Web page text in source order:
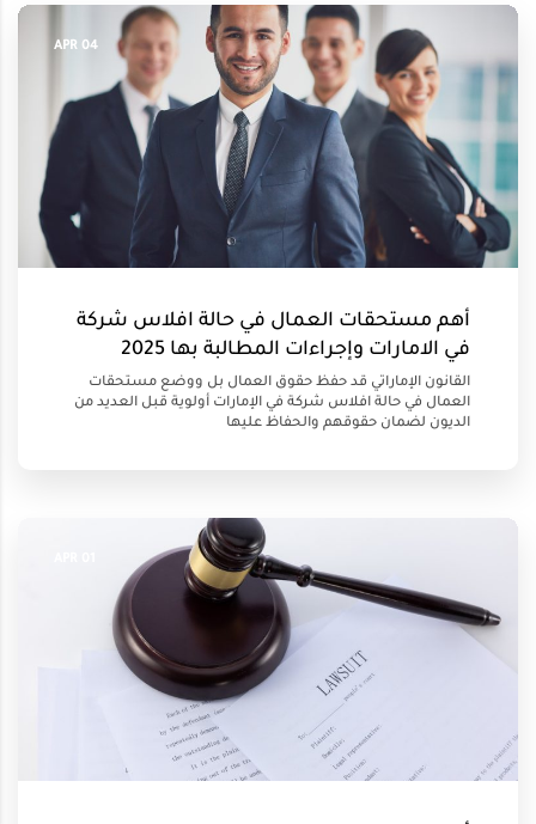
04 APR
أهم مستحقات العمال في حالة افلاس شركة
في الامارات وإجراءات المطالبة بها 2025
القانون الإماراتي قد حفظ حقوق العمال بل ووضع مستحقات
العمال في حالة افلاس شركة في الإمارات أولوية قبل العديد من
الديون لضمان حقوقهم والحفاظ عليها